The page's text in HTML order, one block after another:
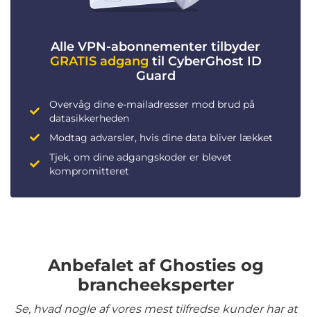
Alle VPN-abonnementer tilbyder
GRATIS adgang til CyberGhost ID
Guard
Overvåg dine e-mailadresser mod brud på
datasikkerheden
Modtag advarsler, hvis dine data bliver lækket
Tjek, om dine adgangskoder er blevet
kompromitteret
Anbefalet af Ghosties og
brancheeksperter
Se, hvad nogle af vores mest tilfredse kunder har at